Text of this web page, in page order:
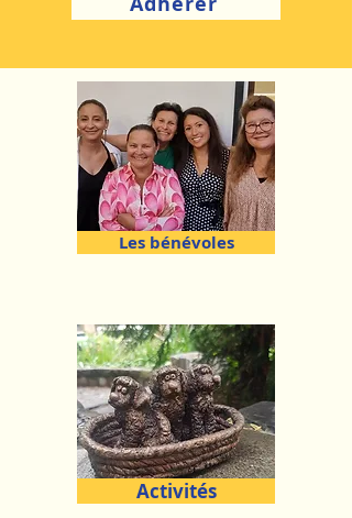
Les bénévoles
Activités